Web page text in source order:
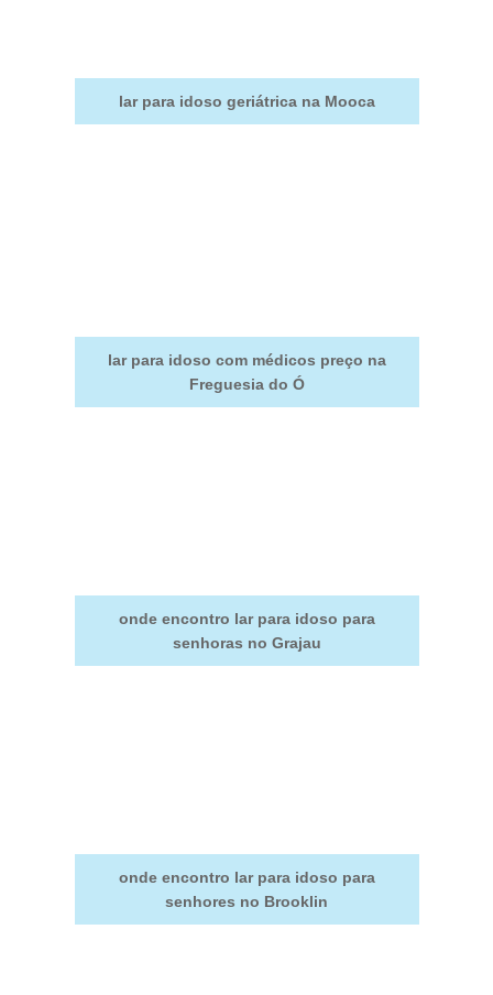
lar para idoso geriátrica na Mooca
lar para idoso com médicos preço na
Freguesia do Ó
onde encontro lar para idoso para
senhoras no Grajau
onde encontro lar para idoso para
senhores no Brooklin